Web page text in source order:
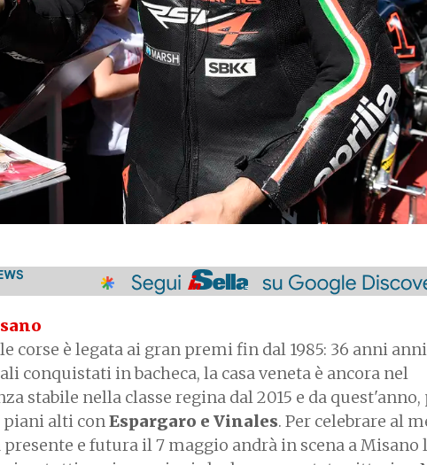
corse è legata ai gran premi fin dal 1985: 36 anni
conquistati in bacheca, la casa veneta è ancora nel
stabile nella classe regina dal 2015 e da quest'anno,
piani alti conEspargaro e Vinales. Per celebrare al
e futura il 7 maggio andrà in scena a